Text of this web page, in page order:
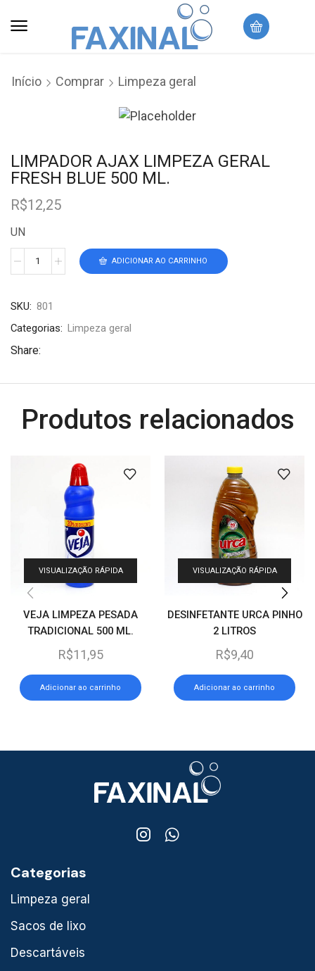
Início Comprar Limpeza geral
LIMPADOR AJAX LIMPEZA GERAL
FRESH BLUE 500 ML.
R$12,25
UN
ADICIONAR AO CARRINHO
SKU: 801
Categorias: Limpeza geral
Share:
Produtos relacionados
VISUALIZAÇÃO RÁPIDA
VEJA LIMPEZA PESADA
TRADICIONAL 500 ML.
R$11,95
Adicionar ao carrinho
VISUALIZAÇÃO RÁPIDA
DESINFETANTE URCA PINHO
2 LITROS
R$9,40
Adicionar ao carrinho
Categorias
Limpeza geral
Sacos de lixo
Descartáveis